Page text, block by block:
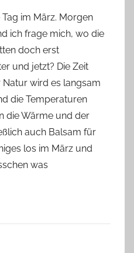
n
Y
v
o
n
n
e
im März. Morgen
ich frage mich, wo die
doch erst
und jetzt? Die Zeit
wird es langsam
die Temperaturen
die Wärme und der
auch Balsam für
los im März und
was